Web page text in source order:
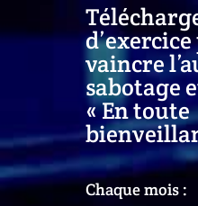
vaincre
sabotage
« En toute
Chaque mois :